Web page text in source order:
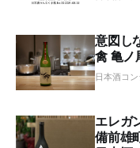
意図し
禽 亀ノ
日本酒コ
エレガ
備前雄